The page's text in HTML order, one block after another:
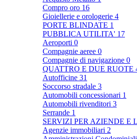
Compro oro 16
Gioiellerie e orologerie 4
PORTE BLINDATE 1
PUBBLICA UTILITA' 17
Aeroporti 0
Compagnie aeree 0
Compagnie di navigazione 0
QUATTRO E DUE RUOTE
Autofficine 31
Soccorso stradale 3
Automobili concessionari 1
Automobili rivenditori 3
Serrande 1
SERVIZI PER AZIENDE E
Agenzie immobiliari 2